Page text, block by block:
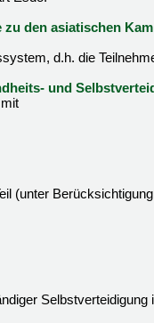
den asiatischen
d.h. die
und
(unter